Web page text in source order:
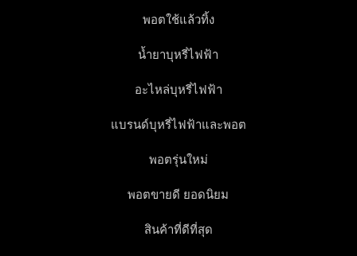
พอตใช้แล้วทิ้ง
น้ำยาบุหรี่ไฟฟ้า
อะไหล่บุหรี่ไฟฟ้า
แบรนด์บุหรี่ไฟฟ้าและพอต
พอตรุ่นใหม่
พอตขายดี ยอดนิยม
สินค้าที่ดีที่สุด